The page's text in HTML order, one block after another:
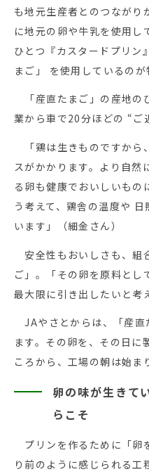
も地元生産者とのつながり
に地元の卵や牛乳を使用し
ひとつ『カスタードプリン
まご」 を使用しているのが
「産直たまご」の産地の
業から車で20分ほどの “ご
「鶏は生きものですから
スがかかります。より自然
る卵も健康でおいしいもの
う考えて、鶏舎の温度や
います」（細金さん）
安全性もおいしさも、組
ご」。「その卵を原料とし
最大限に引き出したいと考
JAやさとからは、「産直
ます。その卵を、その日に
ころから、工場の朝は始ま
卵の味が生きて
らこそ
プリンを作るために「卵
り前のように感じられる工